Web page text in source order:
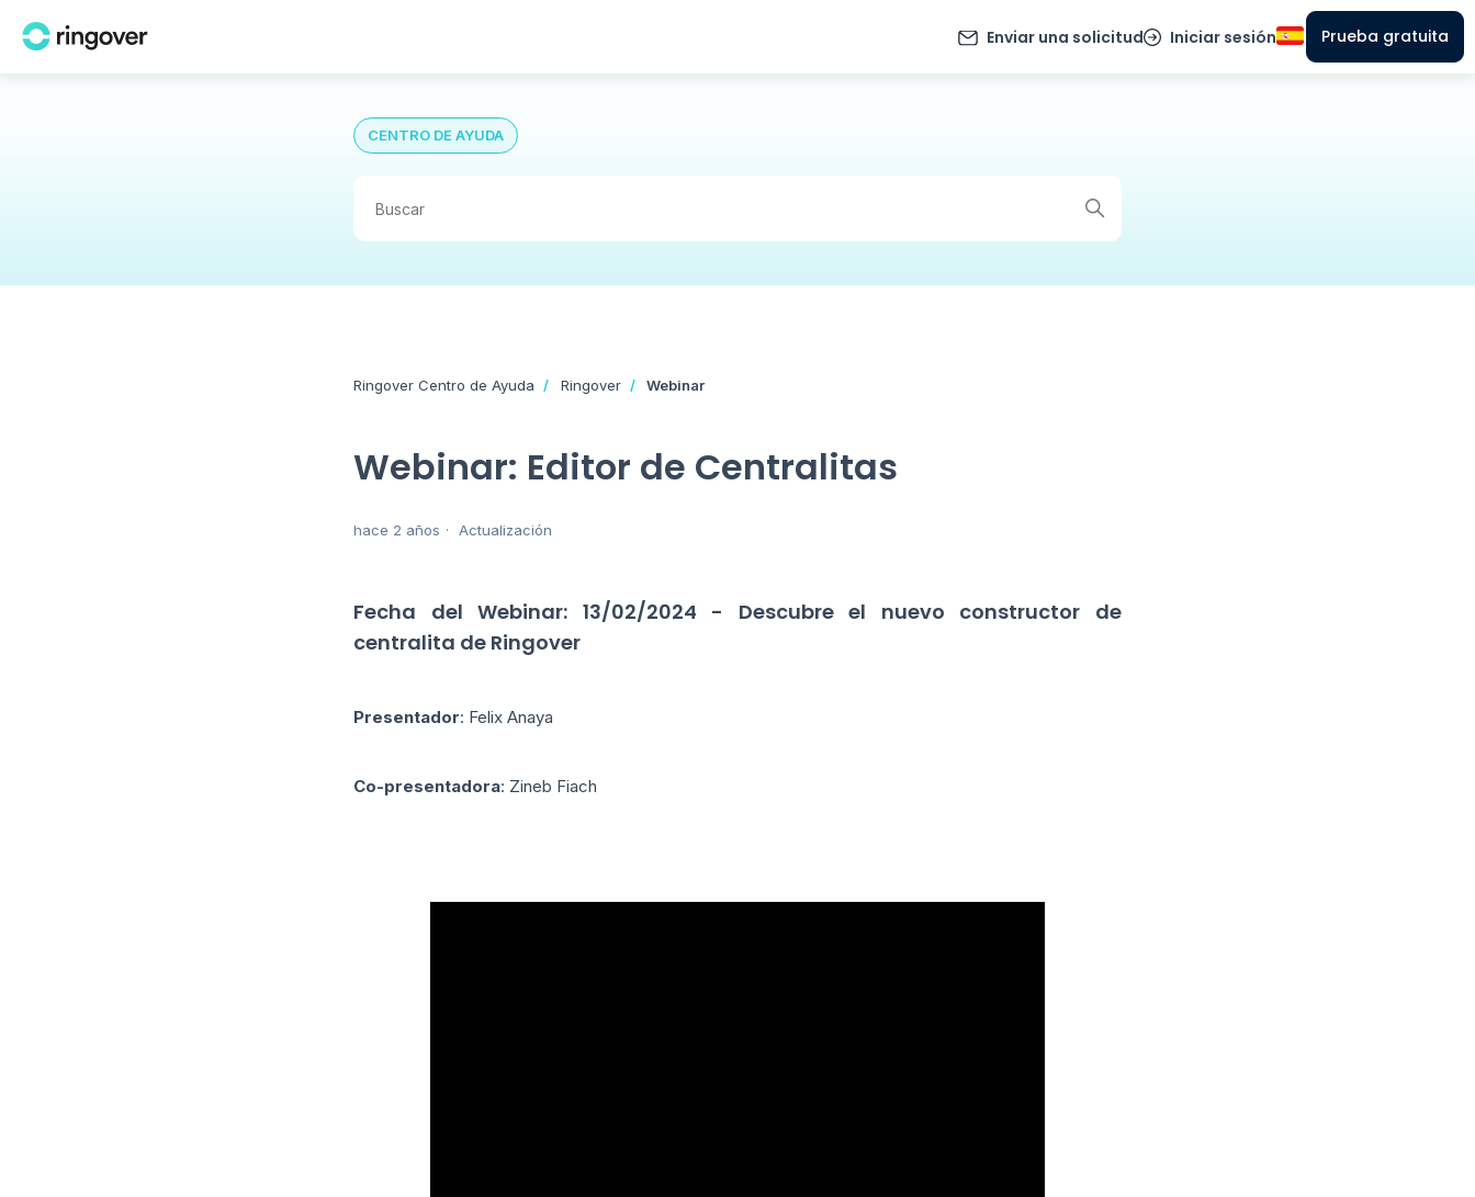
Enviar una solicitud Iniciar sesión Prueba gratuita
CENTRO DE AYUDA
Ringover Centro de Ayuda Ringover Webinar
Webinar: Editor de Centralitas
hace 2 años Actualización
Fecha del Webinar: 13/02/2024 - Descubre el nuevo constructor de
centralita de Ringover
Presentador: Felix Anaya
Co-presentadora: Zineb Fiach